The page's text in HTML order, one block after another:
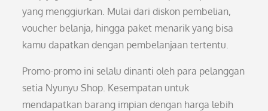
yang menggiurkan. Mulai dari diskon pembelian,
voucher belanja, hingga paket menarik yang bisa
kamu dapatkan dengan pembelanjaan tertentu.
Promo-promo ini selalu dinanti oleh para pelanggan
setia Nyunyu Shop. Kesempatan untuk
mendapatkan barang impian dengan harga lebih